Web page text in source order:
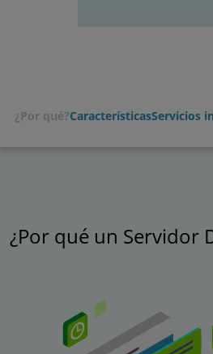
¿Por qué?CaracterísticasServicios
¿Por qué un Servidor